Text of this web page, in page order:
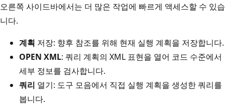
오른쪽 사이드바에서는 더 많은 작업에 빠르게 액세스할 수 있습
니다.
계획 저장: 향후 참조를 위해 현재 실행 계획을 저장합니다.
OPEN XML: 쿼리 계획의 XML 표현을 열어 코드 수준에서
세부 정보를 검사합니다.
쿼리 열기: 도구 모음에서 직접 실행 계획을 생성한 쿼리를
봅니다.